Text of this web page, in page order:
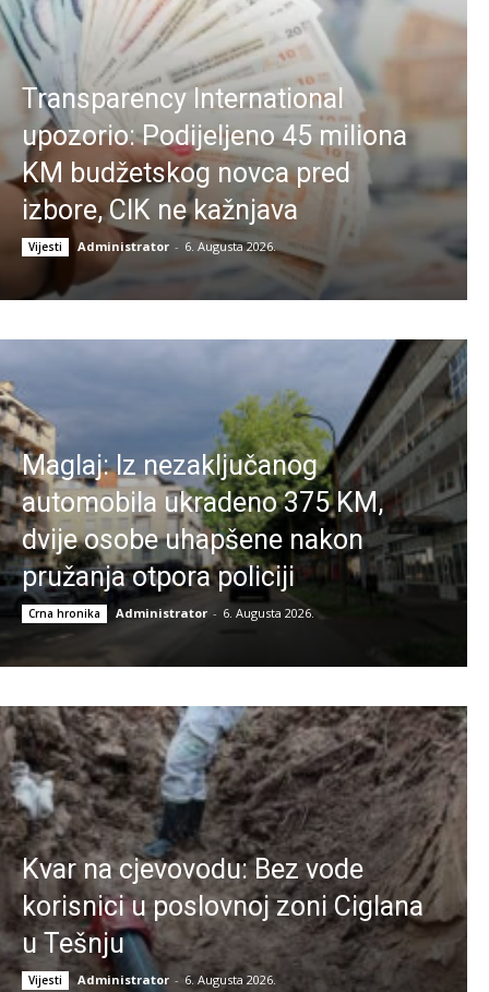
Transparency International
upozorio: Podijeljeno 45 miliona
KM budžetskog novca pred
izbore, CIK ne kažnjava
Vijesti Administrator - 6. Augusta 2026.
Maglaj: Iz nezaključanog
automobila ukradeno 375 KM,
dvije osobe uhapšene nakon
pružanja otpora policiji
Crna hronika Administrator - 6. Augusta 2026.
Kvar na cjevovodu: Bez vode
korisnici u poslovnoj zoni Ciglana
u Tešnju
Vijesti Administrator - 6. Augusta 2026.